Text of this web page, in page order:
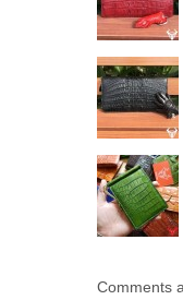
Comments